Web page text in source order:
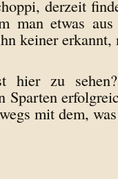
derzeit
man etwas
keiner
hier zu
Sparten
mit dem,